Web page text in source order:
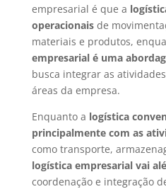
empresarial é que a
operacionaisde
materiais e produtos,
empresarial é uma
busca integrar as
áreas da empresa.
Enquanto a logística
principalmente com as
como transporte,
logística empresarial vai
coordenação e integração